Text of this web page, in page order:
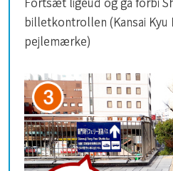
billetkontrollen (Kansai
pejlemærke)